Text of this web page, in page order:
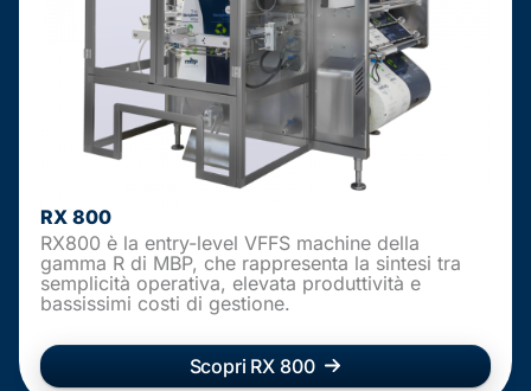
RX 800
RX800 è la entry-level VFFS machine della
gamma R di MBP, che rappresenta la sintesi tra
semplicità operativa, elevata produttività e
bassissimi costi di gestione.
Scopri RX 800